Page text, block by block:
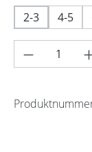
2-3
4-5
Produkt